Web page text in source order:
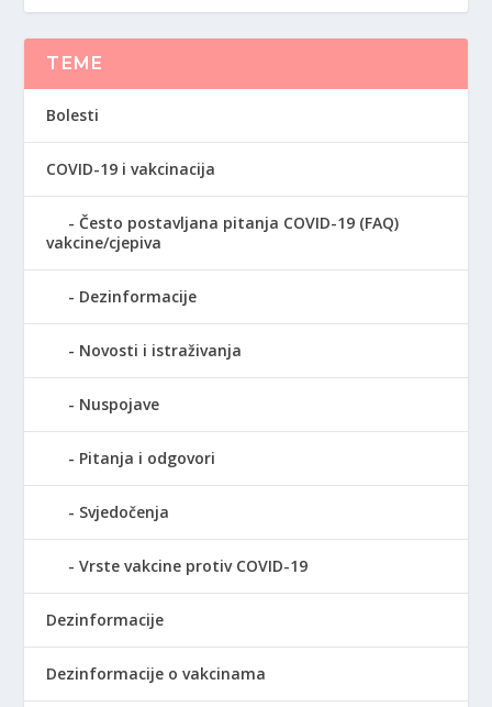
TEME
Bolesti
COVID-19 i vakcinacija
Često postavljana pitanja COVID-19 (FAQ)
vakcine/cjepiva
Dezinformacije
Novosti i istraživanja
Nuspojave
Pitanja i odgovori
Svjedočenja
Vrste vakcine protiv COVID-19
Dezinformacije
Dezinformacije o vakcinama